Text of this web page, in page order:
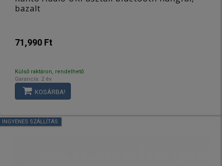
bazalt
71,990 Ft
Külső raktáron, rendelhető
Garancia: 2 év
KOSÁRBA!
INGYENES SZÁLLÍTÁS